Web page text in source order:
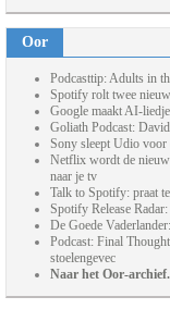
Oor
Podcasttip: Adults in
Spotify rolt twee
Google maakt AI-
Goliath Podcast:
Sony sleept Udio voor
Netflix wordt de
naar je tv
Talk to Spotify: praat
Spotify Release
De Goede
Podcast: Final
stoelengevec
Naar het Oor-